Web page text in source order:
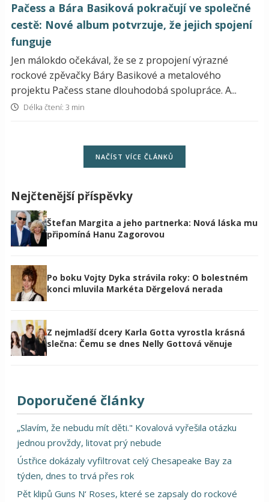
Pačess a Bára Basiková pokračují ve společné
cestě: Nové album potvrzuje, že jejich spojení
funguje
Jen málokdo očekával, že se z propojení výrazné
rockové zpěvačky Báry Basikové a metalového
projektu Pačess stane dlouhodobá spolupráce. A...
Délka čtení: 3 min
NAČÍST VÍCE ČLÁNKŮ
Nejčtenější příspěvky
Štefan Margita a jeho partnerka: Nová láska mu
připomíná Hanu Zagorovou
Po boku Vojty Dyka strávila roky: O bolestném
konci mluvila Markéta Děrgelová nerada
Z nejmladší dcery Karla Gotta vyrostla krásná
slečna: Čemu se dnes Nelly Gottová věnuje
Doporučené články
„Slavím, že nebudu mít děti." Kovalová vyřešila otázku
jednou provždy, litovat prý nebude
Ústřice dokázaly vyfiltrovat celý Chesapeake Bay za
týden, dnes to trvá přes rok
Pět klipů Guns N‘ Roses, které se zapsaly do rockové